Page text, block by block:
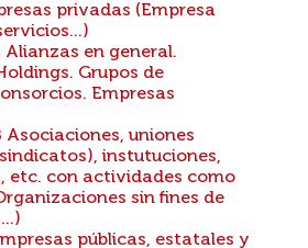
privadas (Empresa
Alianzas en general.
Grupos de
Empresas
Asociaciones, uniones
instutuciones,
etc. con actividades como
sin fines de
públicas, estatales y